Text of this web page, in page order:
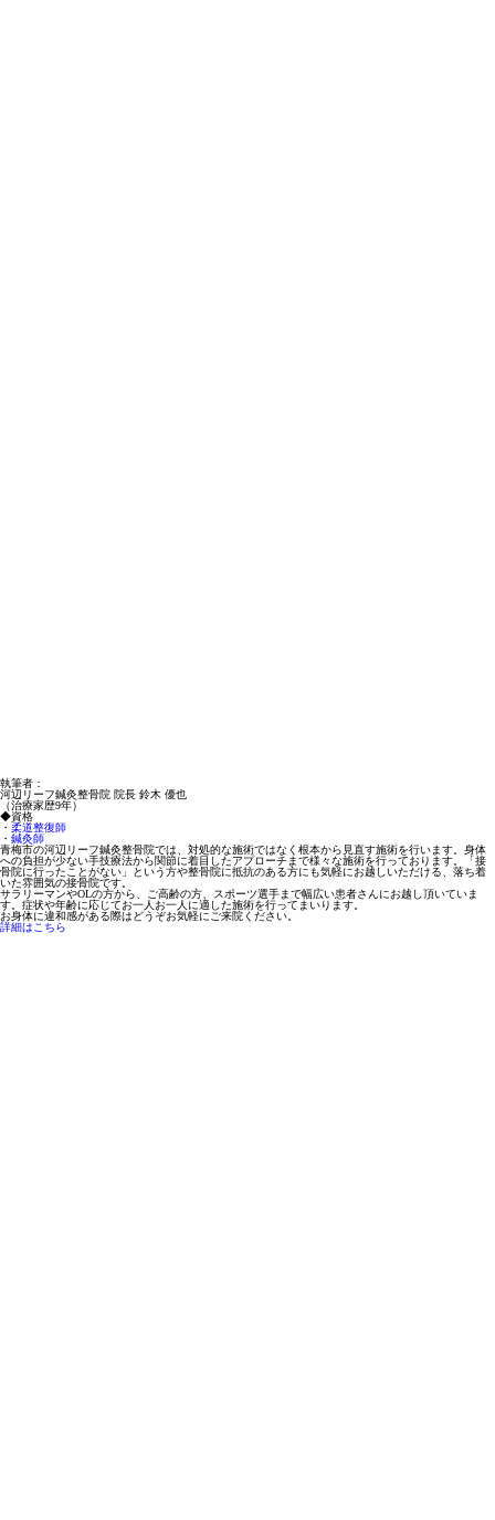
執筆者：
河辺リーフ鍼灸整骨院 院長 鈴木 優也
（治療家歴9年）
◆資格
・ 柔道整復師
・ 鍼灸師
青梅市の河辺リーフ鍼灸整骨院では、対処的な施術ではなく根本から見直す施術を行います。身体
への負担が少ない手技療法から関節に着目したアプローチまで様々な施術を行っております。「接
骨院に行ったことがない」という方や整骨院に抵抗のある方にも気軽にお越しいただける、落ち着
いた雰囲気の接骨院です。
サラリーマンやOLの方から、ご高齢の方、スポーツ選手まで幅広い患者さんにお越し頂いていま
す。症状や年齢に応じてお一人お一人に適した施術を行ってまいります。
お身体に違和感がある際はどうぞお気軽にご来院ください。
詳細はこちら